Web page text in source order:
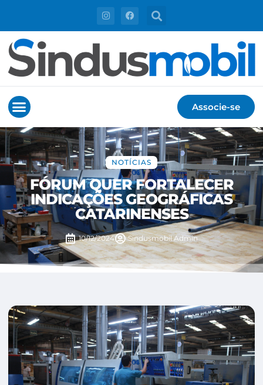
Associe-se
NOTÍCIAS
FÓRUM QUER FORTALECER
INDICAÇÕES GEOGRÁFICAS
CATARINENSES
10/12/2024 SindusmobilAdmin